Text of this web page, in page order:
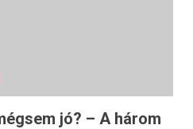
jó? – A három